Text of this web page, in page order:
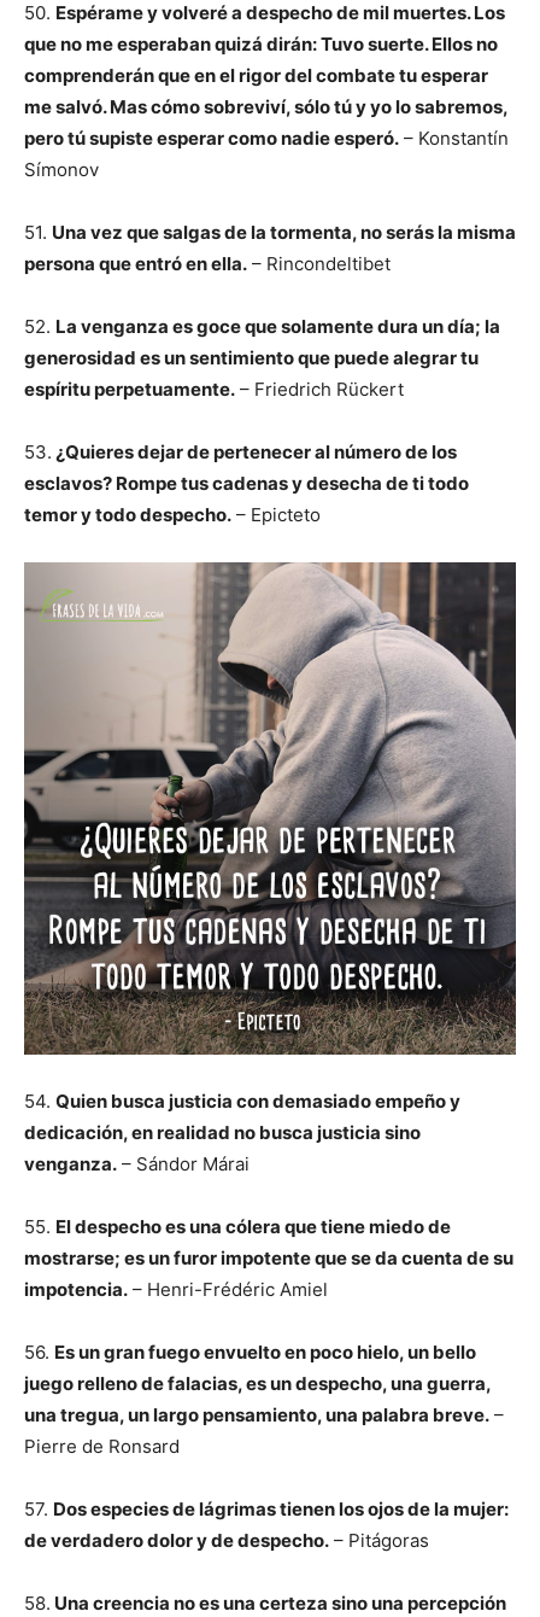
50. Espérame y volveré a despecho de mil muertes. Los
que no me esperaban quizá dirán: Tuvo suerte. Ellos no
comprenderán que en el rigor del combate tu esperar
me salvó. Mas cómo sobreviví, sólo tú y yo lo sabremos,
pero tú supiste esperar como nadie esperó. – Konstantín
Símonov
51. Una vez que salgas de la tormenta, no serás la misma
persona que entró en ella. – Rincondeltibet
52. La venganza es goce que solamente dura un día; la
generosidad es un sentimiento que puede alegrar tu
espíritu perpetuamente. – Friedrich Rückert
53. ¿Quieres dejar de pertenecer al número de los
esclavos? Rompe tus cadenas y desecha de ti todo
temor y todo despecho. – Epicteto
54. Quien busca justicia con demasiado empeño y
dedicación, en realidad no busca justicia sino
venganza. – Sándor Márai
55. El despecho es una cólera que tiene miedo de
mostrarse; es un furor impotente que se da cuenta de su
impotencia. – Henri-Frédéric Amiel
56. Es un gran fuego envuelto en poco hielo, un bello
juego relleno de falacias, es un despecho, una guerra,
una tregua, un largo pensamiento, una palabra breve. –
Pierre de Ronsard
57. Dos especies de lágrimas tienen los ojos de la mujer:
de verdadero dolor y de despecho. – Pitágoras
58. Una creencia no es una certeza sino una percepción